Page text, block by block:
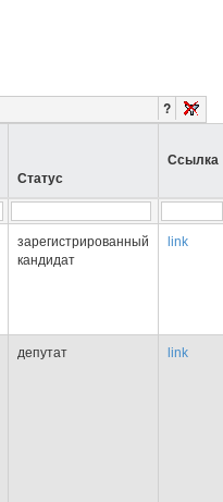
?
Статус
Ссылка
зарегистрированный
кандидат
link
депутат link